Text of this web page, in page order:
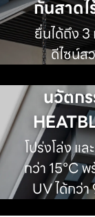
กันสาดไ
ยื่นได้ถึง 3
ดีไซน์ส
นวัตก
โปร่งโล่ง แล
กว่า 15°C
UV ได้กว่